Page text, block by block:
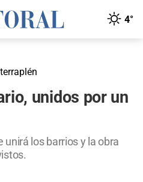
4°
unidos por un
unirá los barrios y la obra